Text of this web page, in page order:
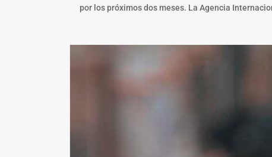
por los próximos dos meses. La Agencia